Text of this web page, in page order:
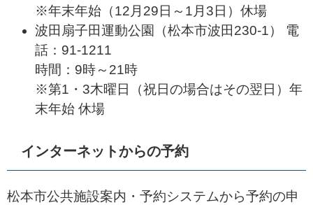
※年末年始（12月29日～1月3日）休場
波田扇子田運動公園（松本市波田230-1） 電
話：91-1211
時間：9時～21時
※第1・3木曜日（祝日の場合はその翌日）年
末年始 休場
インターネットからの予約
松本市公共施設案内・予約システムから予約の申